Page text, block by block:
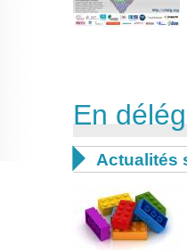
En
 Actualités